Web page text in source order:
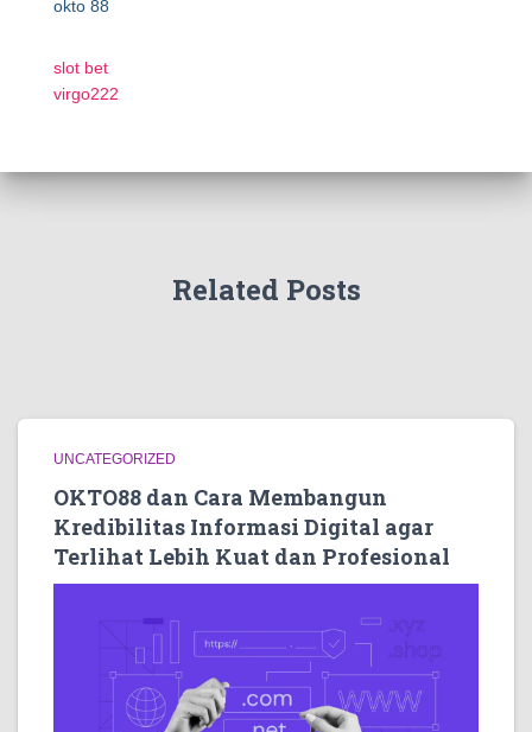
okto 88
slot bet
virgo222
Related Posts
UNCATEGORIZED
OKTO88 dan Cara Membangun
Kredibilitas Informasi Digital agar
Terlihat Lebih Kuat dan Profesional